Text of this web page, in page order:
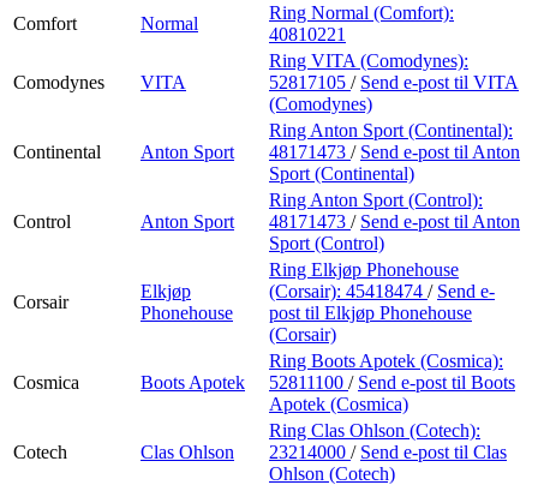
Comfort
Normal
Ring Normal (Comfort):
40810221
Comodynes VITA
Ring VITA (Comodynes):
52817105 / Send e-post til VITA
(Comodynes)
Continental Anton Sport
Ring Anton Sport (Continental):
48171473 / Send e-post til Anton
Sport (Continental)
Control Anton Sport
Ring Anton Sport (Control):
48171473 / Send e-post til Anton
Sport (Control)
Corsair
Elkjøp
Phonehouse
Ring Elkjøp Phonehouse
(Corsair): 45418474 / Send e-
post til Elkjøp Phonehouse
(Corsair)
Cosmica Boots Apotek
Ring Boots Apotek (Cosmica):
52811100 / Send e-post til Boots
Apotek (Cosmica)
Cotech Clas Ohlson
Ring Clas Ohlson (Cotech):
23214000 / Send e-post til Clas
Ohlson (Cotech)